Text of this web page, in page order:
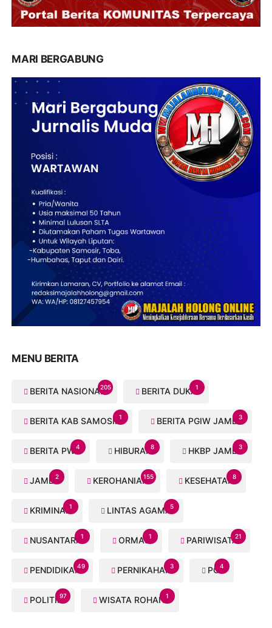
MARI BERGABUNG
MENU BERITA
BERITA NASIONAL205 BERITA DUKA1
BERITA KAB SAMOSIR1 BERITA PGIW JAMBI3
BERITA PWI4 HIBURAN8 HKBP JAMBI3
JAMBI2 KEROHANIAN155 KESEHATAN8
KRIMINAL1 LINTAS AGAMA5
NUSANTARA1 ORMAS1 PARIWISATA21
PENDIDIKAN49 PERNIKAHAN3 PGI4
POLITIK97 WISATA ROHANI1